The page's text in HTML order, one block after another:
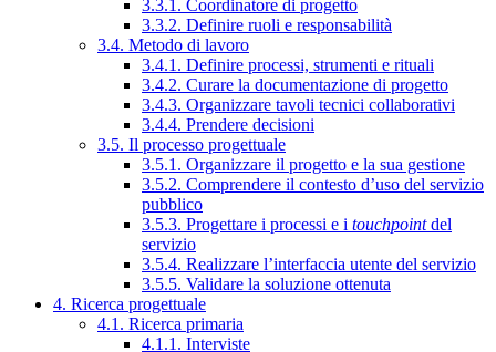
3.3.1. Coordinatore di progetto
3.3.2. Definire ruoli e responsabilità
3.4. Metodo di lavoro
3.4.1. Definire processi, strumenti e rituali
3.4.2. Curare la documentazione di progetto
3.4.3. Organizzare tavoli tecnici collaborativi
3.4.4. Prendere decisioni
3.5. Il processo progettuale
3.5.1. Organizzare il progetto e la sua gestione
3.5.2. Comprendere il contesto d’uso del servizio
pubblico
3.5.3. Progettare i processi e i touchpointdel
servizio
3.5.4. Realizzare l’interfaccia utente del servizio
3.5.5. Validare la soluzione ottenuta
4. Ricerca progettuale
4.1. Ricerca primaria
4.1.1. Interviste